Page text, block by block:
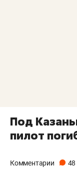
Под
пилот
Комментарии 48